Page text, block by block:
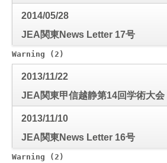
2014/05/28
JEA関東News Letter 17号
Warning (2)
2013/11/22
JEA関東甲信越静第14回学術大
クリニック演題募集について
2013/11/10
JEA関東News Letter 16号
Warning (2)